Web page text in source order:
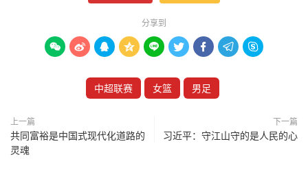
分享到
        
中超联赛 女篮 男足
上一篇
共同富裕是中国式现代化道路的
灵魂
下一篇
习近平：守江山守的是人民的心